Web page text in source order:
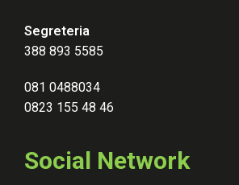
Segreteria
388 893 5585
081 0488034
0823 155 48 46
Social Network